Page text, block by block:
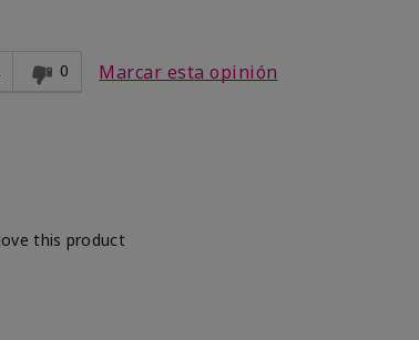
0 Marcar esta opinión
this product